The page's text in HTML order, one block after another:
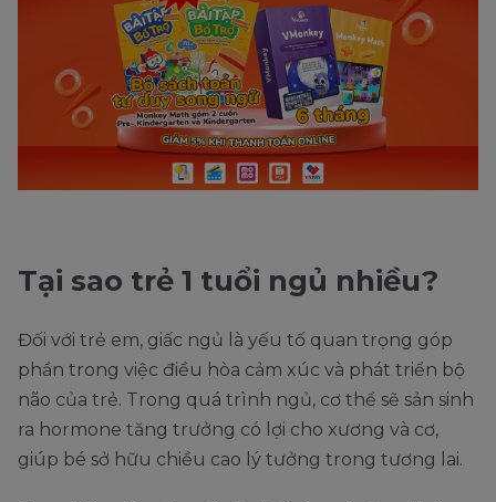
Tại sao trẻ 1 tuổi ngủ nhiều?
Đối với trẻ em, giấc ngủ là yếu tố quan trọng góp
phần trong việc điều hòa cảm xúc và phát triển bộ
não của trẻ. Trong quá trình ngủ, cơ thể sẽ sản sinh
ra hormone tăng trưởng có lợi cho xương và cơ,
giúp bé sở hữu chiều cao lý tưởng trong tương lai.